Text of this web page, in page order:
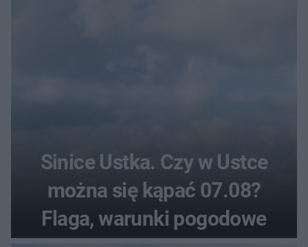
Sinice Ustka. Czy w Ustce
można się kąpać 07.08?
Flaga, warunki pogodowe